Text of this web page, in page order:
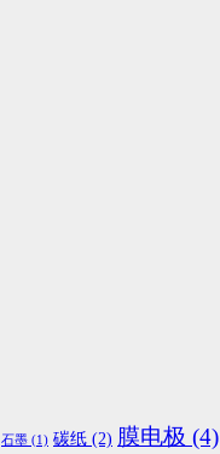
石墨 (1) 碳纸 (2) 膜电极 (4)